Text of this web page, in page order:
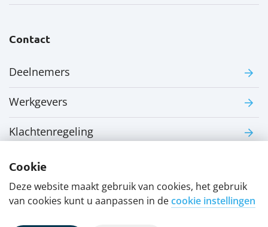
Cookie
Deze website maakt gebruik van cookies, het gebruik
van cookies kunt u aanpassen in decookie instellingen
Contact
Deelnemers
Werkgevers
Klachtenregeling